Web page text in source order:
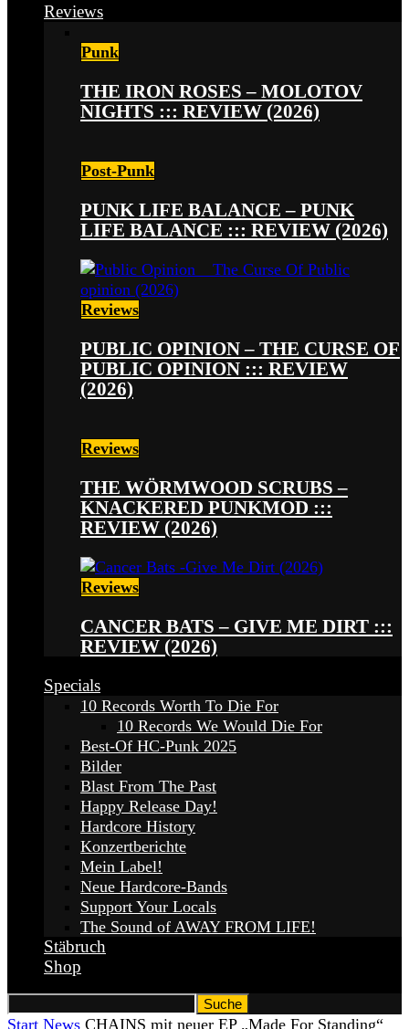
Reviews
Punk
THE IRON ROSES – MOLOTOV
NIGHTS ::: REVIEW (2026)
Post-Punk
PUNK LIFE BALANCE – PUNK
LIFE BALANCE ::: REVIEW (2026)
Reviews
PUBLIC OPINION – THE CURSE OF
PUBLIC OPINION ::: REVIEW
(2026)
Reviews
THE WÖRMWOOD SCRUBS –
KNACKERED PUNKMOD :::
REVIEW (2026)
Reviews
CANCER BATS – GIVE ME DIRT :::
REVIEW (2026)
Specials
10 Records Worth To Die For
10 Records We Would Die For
Best-Of HC-Punk 2025
Bilder
Blast From The Past
Happy Release Day!
Hardcore History
Konzertberichte
Mein Label!
Neue Hardcore-Bands
Support Your Locals
The Sound of AWAY FROM LIFE!
Stäbruch
Shop
Start News CHAINS mit neuer EP „Made For Standing“